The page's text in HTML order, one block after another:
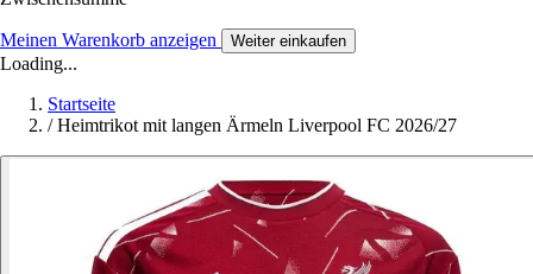
Meinen Warenkorb anzeigen Weiter einkaufen
Loading...
Startseite
/ Heimtrikot mit langen Ärmeln Liverpool FC 2026/27